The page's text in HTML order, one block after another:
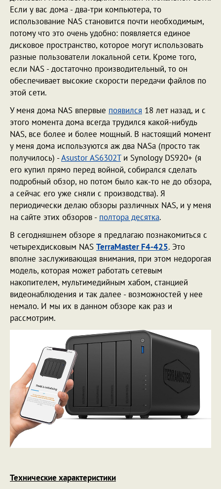
Если у вас дома - два-три компьютера, то
использование NAS становится почти необходимым,
потому что это очень удобно: появляется единое
дисковое пространство, которое могут использовать
разные пользователи локальной сети. Кроме того,
если NAS - достаточно производительный, то он
обеспечивает высокие скорости передачи файлов по
этой сети.
У меня дома NAS впервые появился 18 лет назад, и с
этого момента дома всегда трудился какой-нибудь
NAS, все более и более мощный. В настоящий момент
у меня дома используются аж два NASa (просто так
получилось) -Asustor AS6302Tи Synology DS920+ (я
его купил прямо перед войной, собирался сделать
подробный обзор, но потом было как-то не до обзора,
а сейчас его уже сняли с производства). Я
периодически делаю обзоры различных NAS, и у меня
на сайте этих обзоров - полтора десятка.
В сегодняшнем обзоре я предлагаю познакомиться с
четырехдисковым NAS TerraMaster F4-425. Это
вполне заслуживающая внимания, при этом недорогая
модель, которая может работать сетевым
накопителем, мультимедийным хабом, станцией
видеонаблюдения и так далее - возможностей у нее
немало. И мы их в данном обзоре как раз и
рассмотрим.
Технические характеристики